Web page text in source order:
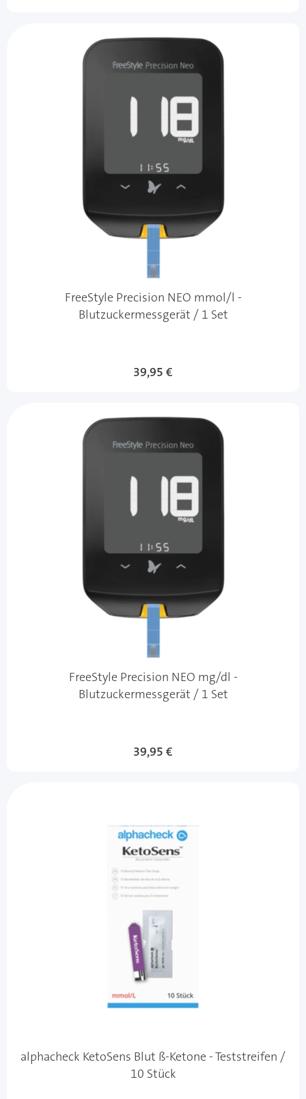
FreeStyle Precision NEO mmol/l -
Blutzuckermessgerät / 1 Set
39,95 €
FreeStyle Precision NEO mg/dl -
Blutzuckermessgerät / 1 Set
39,95 €
alphacheck KetoSens Blut ß-Ketone - Teststreifen /
10 Stück